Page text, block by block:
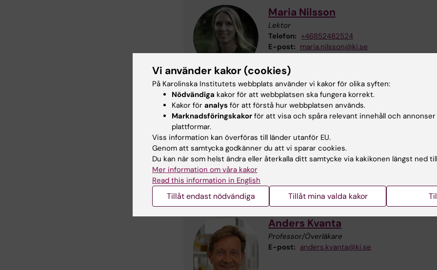
Maria Nilsson
Lektor
Telefon: +46852482524
E-post: maria.nilsson@ki.se
Gustav Stålhammar
Adjungerad professor
Anders Kvanta
Professor/Överläkare
E-post: anders.kvanta@ki.se
Vi använder kakor (cookies)
På Karolinska Institutets webbplats använder vi kakor för olika syften:
Nödvändiga kakor för att webbplatsen ska fungera korrekt.
Kakor för analys för att förstå hur webbplatsen används.
Marknadsföringskakor för att visa och spåra relevant innehåll och
plattformar.
Viss information kan överföras till länder utanför EU.
Genom att samtycka godkänner du att vi sparar cookies.
Du kan när som helst ändra eller återkalla ditt samtycke via kakikonen längst ned
Mer information om våra kakor
Read this information in English
Tillåt endast nödvändiga Tillåt mina valda kakor